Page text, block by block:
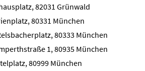
82031 Grünwald
80331 München
80333 München
1, 80935 München
80999 München